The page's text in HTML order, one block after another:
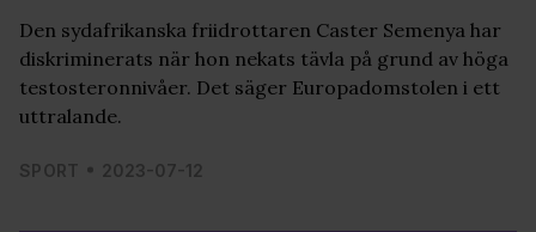
Den sydafrikanska friidrottaren Caster Semenya har
diskriminerats när hon nekats tävla på grund av höga
testosteronnivåer. Det säger Europadomstolen i ett
uttralande.
SPORT 2023-07-12